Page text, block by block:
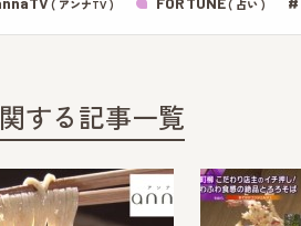
( アンナTV ) ( 占い )
する記事一覧